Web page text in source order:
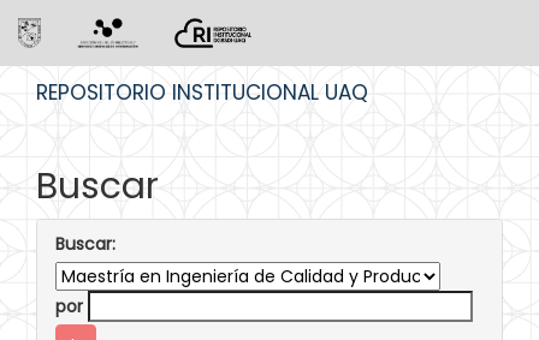
REPOSITORIO INSTITUCIONAL UAQ
Buscar
Buscar:
por